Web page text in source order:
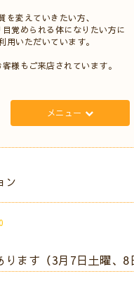
を変えていきたい方、
覚められる体になりたい方に
用いただいています。
様もご来店されています。
メニュー
ン
ます（3月7日土曜、8